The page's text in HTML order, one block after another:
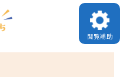
て本文へ
閲覧補助